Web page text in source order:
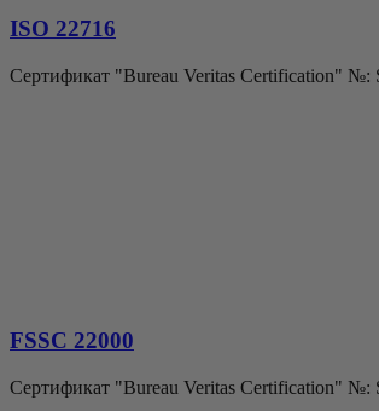
ISO 22716
Сертификат "Bureau Veritas Certification" №:
FSSC 22000
Сертификат "Bureau Veritas Certification" №: